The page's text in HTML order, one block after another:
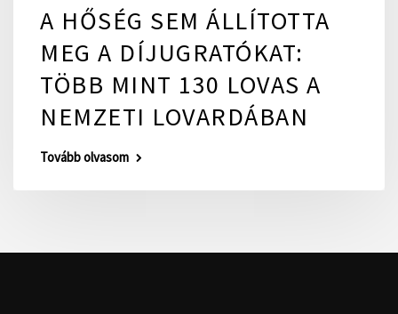
A HŐSÉG SEM ÁLLÍTOTTA
MEG A DÍJUGRATÓKAT:
TÖBB MINT 130 LOVAS A
NEMZETI LOVARDÁBAN
Tovább olvasom